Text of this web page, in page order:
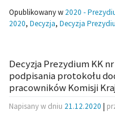
Opublikowany w 2020 -
2020, Decyzja, Decyzja
Decyzja Prezydium KK
podpisania protokołu
pracowników Komisji
Napisany w dniu 21.12.2020 |